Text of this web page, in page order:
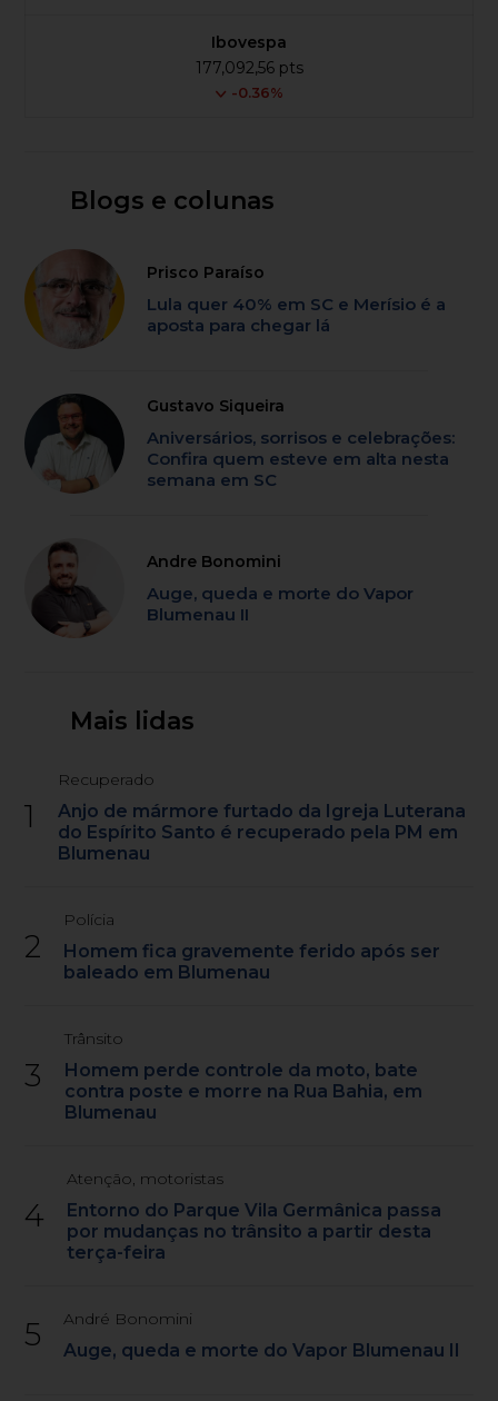
Ibovespa
177,092,56 pts
-0.36%
Blogs e colunas
Prisco Paraíso
Lula quer 40% em SC e Merísio é a
aposta para chegar lá
Gustavo Siqueira
Aniversários, sorrisos e celebrações:
Confira quem esteve em alta nesta
semana em SC
Andre Bonomini
Auge, queda e morte do Vapor
Blumenau II
Mais lidas
1
Recuperado
Anjo de mármore furtado da Igreja Luterana
do Espírito Santo é recuperado pela PM em
Blumenau
2
Polícia
Homem fica gravemente ferido após ser
baleado em Blumenau
3
Trânsito
Homem perde controle da moto, bate
contra poste e morre na Rua Bahia, em
Blumenau
4
Atenção, motoristas
Entorno do Parque Vila Germânica passa
por mudanças no trânsito a partir desta
terça-feira
5 André Bonomini
Auge, queda e morte do Vapor Blumenau II